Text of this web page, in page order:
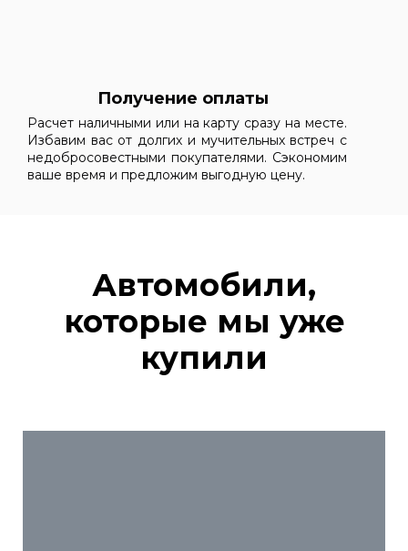
Расчет наличными или на карту сразу на месте.
Избавим вас от долгих и мучительных встреч с
недобросовестными покупателями. Сэкономим
ваше время и предложим выгодную цену.
Получение оплаты
Автомобили,
которые мы уже
купили